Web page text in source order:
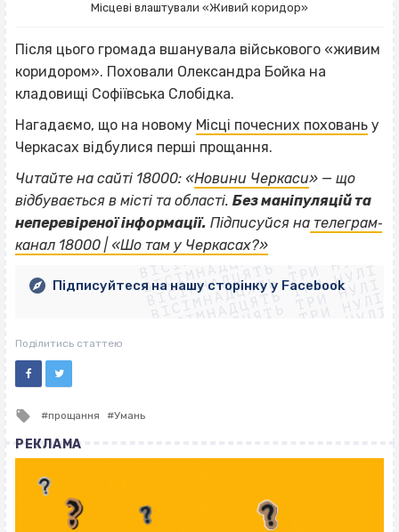
Місцеві влаштували «Живий коридор»
Після цього громада вшанувала військового «живим
коридором». Поховали Олександра Бойка на
кладовищі Софіївська Слобідка.
Нагадаємо, що на новому Місці почесних поховань у
Черкасах відбулися перші прощання.
Читайте на сайті 18000: «Новини Черкаси» — що
відбувається в місті та області. Без маніпуляцій та
неперевіреної інформації. Підписуйся на телеграм‐
канал 18000 | «Шо там у Черкасах?»
ВІСІМНАДЦЯТЬ ТРИ НУЛІ
ВІСІМНАДЦЯТЬ ТРИ НУЛІ
ВІСІМНАДЦЯТЬ ТРИ НУЛІ
ВІСІМНАДЦЯТЬ ТРИ НУЛІ
ВІСІМНАДЦЯТЬ ТРИ НУЛІ
ВІСІМНАДЦЯТЬ ТРИ НУЛІ
ВІСІМНАДЦЯТЬ ТРИ НУЛІ
ВІСІМНАДЦЯТЬ ТРИ НУЛІ
Підписуйтеся на нашу сторінку у Facebook
Поділитись статтею
Tagged
прощання Умань
РЕКЛАМА